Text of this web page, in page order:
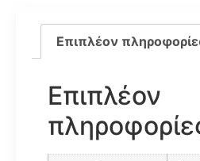
Επιπλέον
Επιπλέον